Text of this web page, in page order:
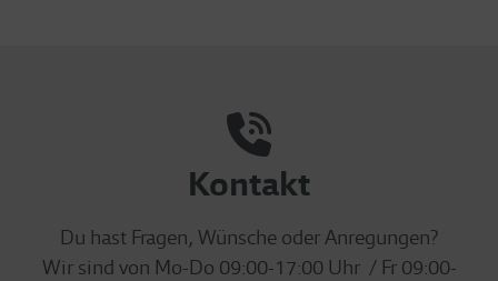
Kontakt
Du hast Fragen, Wünsche oder Anregungen?
Wir sind von Mo-Do 09:00-17:00 Uhr / Fr 09:00-